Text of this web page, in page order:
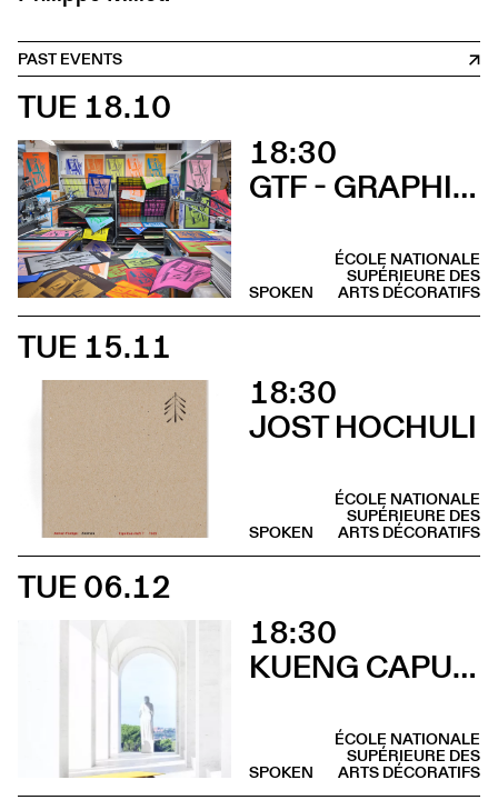
PAST EVENTS
TUE 18.10
18:30
GTF - GRAPHIC THOUGHT FACILITY
ÉCOLE NATIONALE
SUPÉRIEURE DES
ARTS DÉCORATIFS
SPOKEN
TUE 15.11
18:30
JOST HOCHULI
ÉCOLE NATIONALE
SUPÉRIEURE DES
ARTS DÉCORATIFS
SPOKEN
TUE 06.12
18:30
KUENG CAPUTO
ÉCOLE NATIONALE
SUPÉRIEURE DES
ARTS DÉCORATIFS
SPOKEN